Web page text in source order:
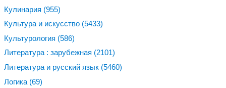
Кулинария (955)
Культура и искусство (5433)
Культурология (586)
Литература : зарубежная (2101)
Литература и русский язык (5460)
Логика (69)